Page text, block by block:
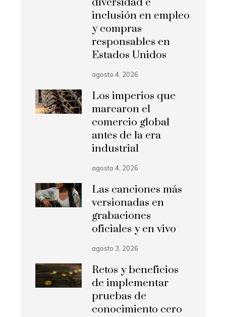
diversidad e
inclusión en empleo
y compras
responsables en
Estados Unidos
agosto 4, 2026
Los imperios que
marcaron el
comercio global
antes de la era
industrial
agosto 4, 2026
Las canciones más
versionadas en
grabaciones
oficiales y en vivo
agosto 3, 2026
Retos y beneficios
de implementar
pruebas de
conocimiento cero